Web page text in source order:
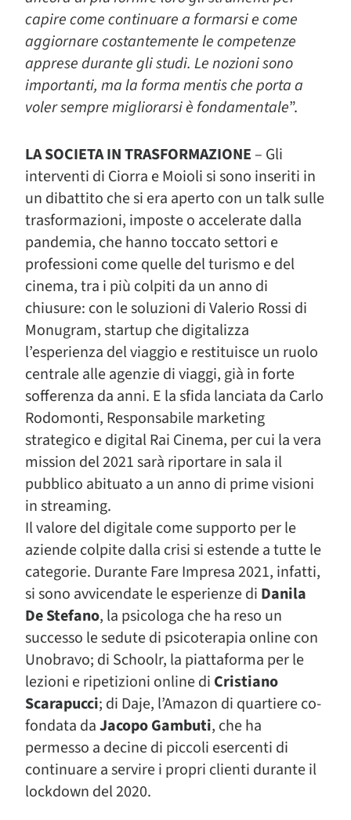
capire come continuare a formarsi e come
aggiornare costantemente le competenze
apprese durante gli studi. Le nozioni sono
importanti, ma la forma mentis che porta a
voler sempre migliorarsi è fondamentale”.
LA SOCIETA IN TRASFORMAZIONE – Gli
interventi di Ciorra e Moioli si sono inseriti in
un dibattito che si era aperto con un talk sulle
trasformazioni, imposte o accelerate dalla
pandemia, che hanno toccato settori e
professioni come quelle del turismo e del
cinema, tra i più colpiti da un anno di
chiusure: con le soluzioni di Valerio Rossi di
Monugram, startup che digitalizza
l’esperienza del viaggio e restituisce un ruolo
centrale alle agenzie di viaggi, già in forte
sofferenza da anni. E la sfida lanciata da Carlo
Rodomonti, Responsabile marketing
strategico e digital Rai Cinema, per cui la vera
mission del 2021 sarà riportare in sala il
pubblico abituato a un anno di prime visioni
in streaming.
Il valore del digitale come supporto per le
aziende colpite dalla crisi si estende a tutte le
categorie. Durante Fare Impresa 2021, infatti,
si sono avvicendate le esperienze di Danila
De Stefano, la psicologa che ha reso un
successo le sedute di psicoterapia online con
Unobravo; di Schoolr, la piattaforma per le
lezioni e ripetizioni online di Cristiano
Scarapucci; di Daje, l’Amazon di quartiere co-
fondata daJacopo Gambuti, che ha
permesso a decine di piccoli esercenti di
continuare a servire i propri clienti durante il
lockdown del 2020.